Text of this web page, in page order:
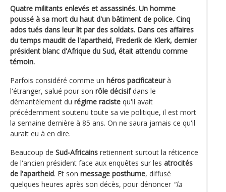
Quatre militants enlevés et assassinés. Un homme
poussé à sa mort du haut d'un bâtiment de police. Cinq
ados tués dans leur lit par des soldats. Dans ces affaires
du temps maudit de l'apartheid, Frederik de Klerk, dernier
président blanc d'Afrique du Sud, était attendu comme
témoin.
Parfois considéré comme un héros pacificateurà
l'étranger, salué pour son rôle décisifdans le
démantèlement du régime raciste qu'il avait
précédemment soutenu toute sa vie politique, il est mort
la semaine dernière à 85 ans. On ne saura jamais ce qu'il
aurait eu à en dire.
Beaucoup de Sud-Africains retiennent surtout la réticence
de l'ancien président face aux enquêtes sur les atrocités
de l'apartheid. Et son message posthume, diffusé
quelques heures après son décès, pour dénoncer "la